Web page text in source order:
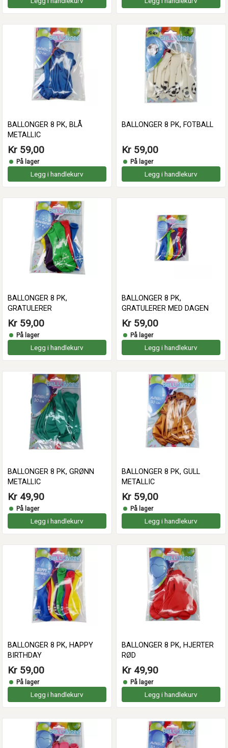
BALLONGER 8 PK, BLÅ
METALLIC
Kr 59,00
På lager
Legg i handlekurv
BALLONGER 8 PK, FOTBALL
Kr 59,00
På lager
Legg i handlekurv
BALLONGER 8 PK,
GRATULERER
Kr 59,00
På lager
Legg i handlekurv
BALLONGER 8 PK,
GRATULERER MED DAGEN
Kr 59,00
På lager
Legg i handlekurv
BALLONGER 8 PK, GRØNN
METALLIC
Kr 49,90
På lager
Legg i handlekurv
BALLONGER 8 PK, GULL
METALLIC
Kr 59,00
På lager
Legg i handlekurv
BALLONGER 8 PK, HAPPY
BIRTHDAY
Kr 59,00
På lager
Legg i handlekurv
BALLONGER 8 PK, HJERTER
RØD
Kr 49,90
På lager
Legg i handlekurv